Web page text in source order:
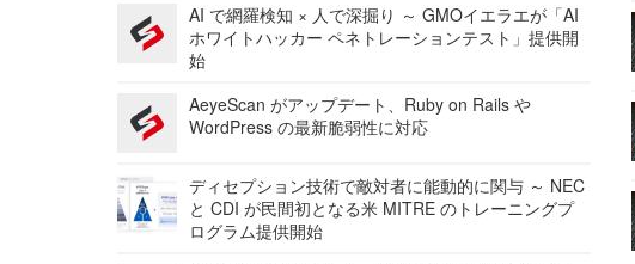
AI で網羅検知 × 人で深掘り ～ GMOイエラエが「AI
ホワイトハッカー ペネトレーションテスト」提供開
始
AeyeScan がアップデート、Ruby on Rails や
WordPress の最新脆弱性に対応
ディセプション技術で敵対者に能動的に関与 ～ NEC
と CDI が民間初となる米 MITRE のトレーニングプ
ログラム提供開始